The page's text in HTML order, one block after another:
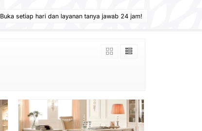
Buka setiap hari dan layanan tanya jawab 24 jam!